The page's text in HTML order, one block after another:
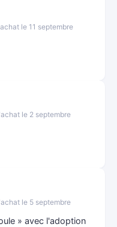
le 11 septembre
le 2 septembre
le 5 septembre
» avec l'adoption